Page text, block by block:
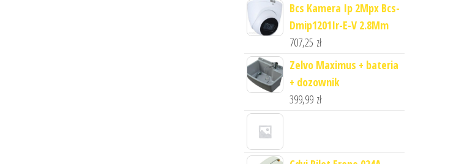
Bcs Kamera Ip 2Mpx Bcs-
Dmip1201Ir-E-V 2.8Mm
707,25 zł
Zelvo Maximus + bateria
+ dozownik
399,99 zł